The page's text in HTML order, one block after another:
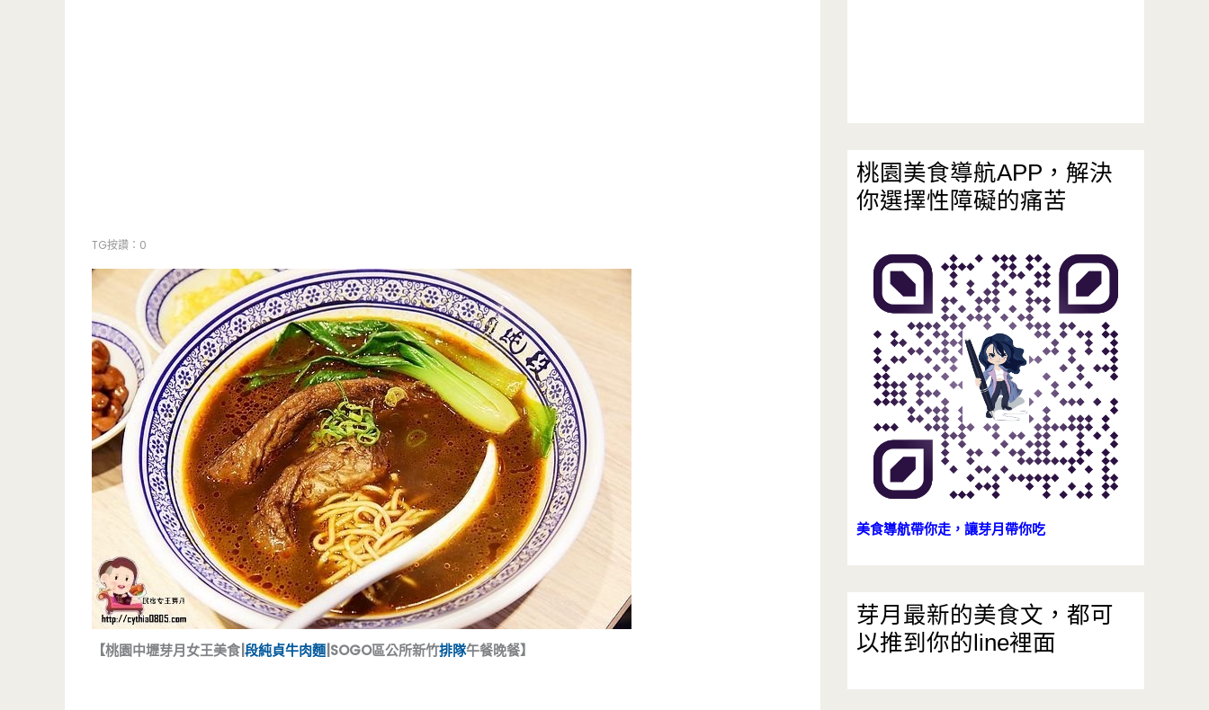
TG按讚：0
【桃園中壢芽月女王美食| 段純貞牛肉麵 |SOGO區公所新竹排隊午餐晚餐】
桃園美食導航APP，解決
你選擇性障礙的痛苦
美食導航帶你走，讓芽月帶你吃
芽月最新的美食文，都可
以推到你的line裡面